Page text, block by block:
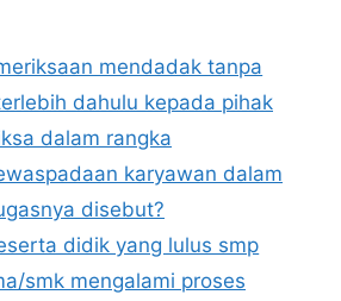
mendadak tanpa
dahulu kepada pihak
dalam rangka
karyawan dalam
disebut?
didik yang lulus smp
smk mengalami proses